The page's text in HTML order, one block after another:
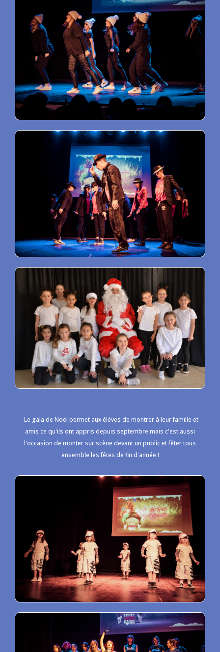
Le gala de Noël permet aux élèves de montrer à leur famille et
amis ce qu'ils ont appris depuis septembre mais c'est aussi
l'occasion de monter sur scène devant un public et fêter tous
ensemble les fêtes de fin d'année !